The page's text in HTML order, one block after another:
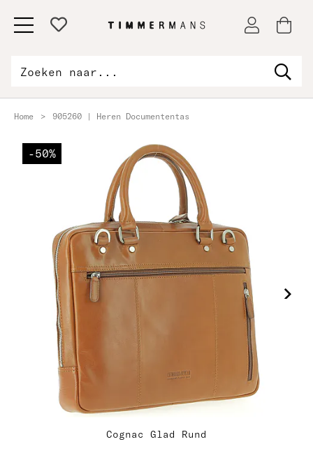
Home > 905260 | Heren Documententas
-50%
Cognac Glad Rund